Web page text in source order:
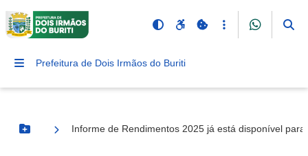
Prefeitura de Dois Irmãos do Buriti
Botão Menu
Informe de Rendimentos 2025 já está disponível